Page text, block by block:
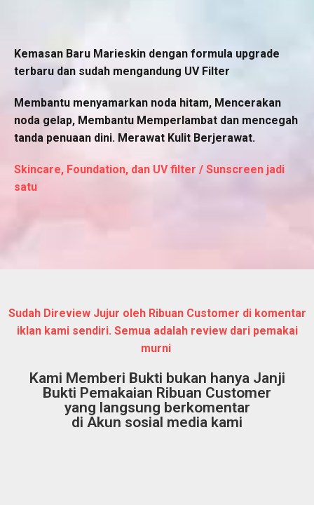
Kemasan Baru Marieskin dengan formula upgrade
terbaru dan sudah mengandung UV Filter
Membantu menyamarkan noda hitam, Mencerakan
noda gelap, Membantu Memperlambat dan mencegah
tanda penuaan dini. Merawat Kulit Berjerawat.
Skincare, Foundation, dan UV filter / Sunscreen jadi
satu
Sudah Direview Jujur oleh Ribuan Customer di komentar
iklan kami sendiri. Semua adalah review dari pemakai
murni
Kami Memberi Bukti bukan hanya Janji
Bukti Pemakaian Ribuan Customer
yang langsung berkomentar
di Akun sosial media kami